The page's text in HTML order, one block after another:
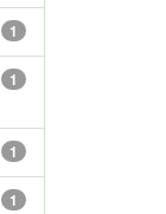
1
1
1
1